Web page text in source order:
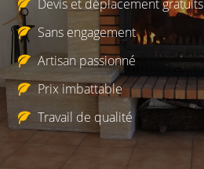
Devis et déplacement gratuits
Sans engagement
Artisan passionné
Prix imbattable
Travail de qualité